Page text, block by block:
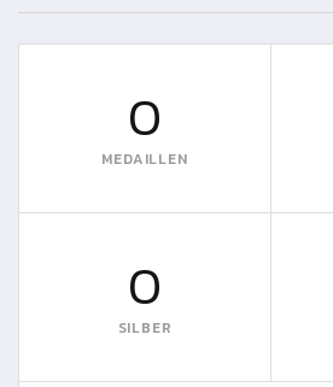
0
MEDAILLEN
0
SILBER